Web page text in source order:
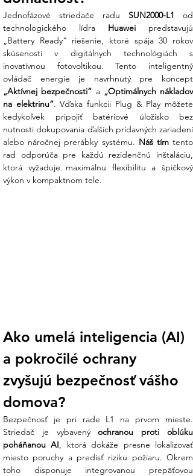
Hybridná pripravenosť (Plug & Play):
Tento menič nie je len obyčajný sieťový
striedač. Je plne pripravený na
pripojenie batériových úložísk, či už ide o
špičkové Huawei LUNA2000 alebo
overené modely LG Chem RESU.
Prebytky energie zo slnka si tak odložíte
na večer bez nutnosti dokupovať drahé
prídavné zariadenia.
Absolútne tichá prevádzka:Vďaka
absencii hlučných ventilátorov a využitiu
prirodzenej konvekcie je tento menič
ideálnym spoločníkom do domácnosti.
cez aplikáciu je spustenie systému
Maximálna bezpečnosť a ochrana:
Huawei nepozná kompromisy v
bezpečnosti. Menič má integrovanú
ochranu pred bleskom (pre DC aj AC
pripravený odolávať vonkajším vplyvom
a chrániť vašu investíciu po celé
desaťročia.
Jednofázové striedače radu SUN2000-L1
od
technologického lídra Huawei predstavujú
„Battery Ready“ riešenie, ktoré spája 30 rokov
skúseností v digitálnych technológiách s
inovatívnou fotovoltikou. Tento inteligentný
„Aktívnej bezpečnosti“ a „Optimálnych nákladov
na elektrinu“. Vďaka funkcii Plug & Play môžete
kedykoľvek pripojiť batériové úložisko bez
nutnosti dokupovania ďalších prídavných zariadení
alebo náročnej prerábky systému. Náš tím tento
rad odporúča pre každú rezidenčnú inštaláciu,
ktorá vyžaduje maximálnu flexibilitu a špičkový
výkon v kompaktnom tele.
Ako umelá inteligencia (AI)
a pokročilé ochrany
zvyšujú bezpečnosť vášho
domova?
Bezpečnosť je pri rade L1 na prvom mieste.
Striedač je vybavený ochranou proti oblúku
poháňanou AI, ktorá dokáže presne lokalizovať
miesto poruchy a predísť riziku požiaru. Okrem
toho disponuje integrovanou prepäťovou